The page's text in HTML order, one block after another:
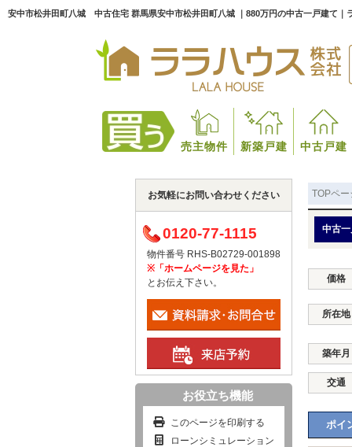
安中市松井田町八城 中古住宅 群馬県安中市松井田町八城 ｜880万円の中古一戸建て｜
売主物件 新築戸建 中古戸建
TOPペー
中古
価格
所在地
築年月
交通
ポイ
お気軽にお問い合わせください
0120-77-1115
物件番号 RHS-B02729-001898
※「ホームページを見た」
とお伝え下さい。
お役立ち機能
このページを印刷する
ローンシミュレーション